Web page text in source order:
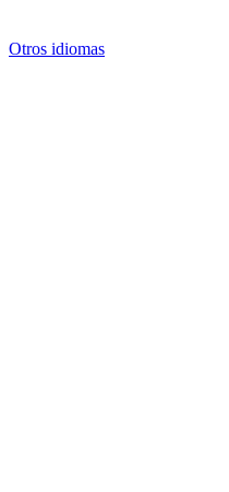
Otros idiomas